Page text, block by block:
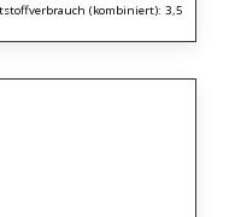
(kombiniert): 3,5